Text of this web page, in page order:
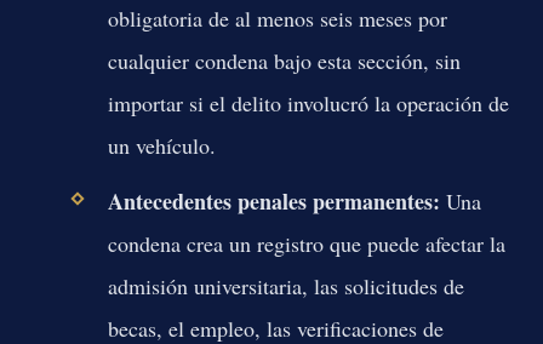
obligatoria de al menos seis meses por
cualquier condena bajo esta sección, sin
importar si el delito involucró la operación de
un vehículo.
Antecedentes penales permanentes: Una
condena crea un registro que puede afectar la
admisión universitaria, las solicitudes de
becas, el empleo, las verificaciones de